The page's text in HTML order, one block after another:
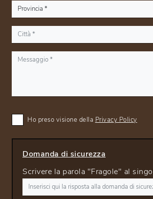
Ho preso visione della Privacy Policy
Domanda di sicurezza
Scrivere la parola "Fragole" al